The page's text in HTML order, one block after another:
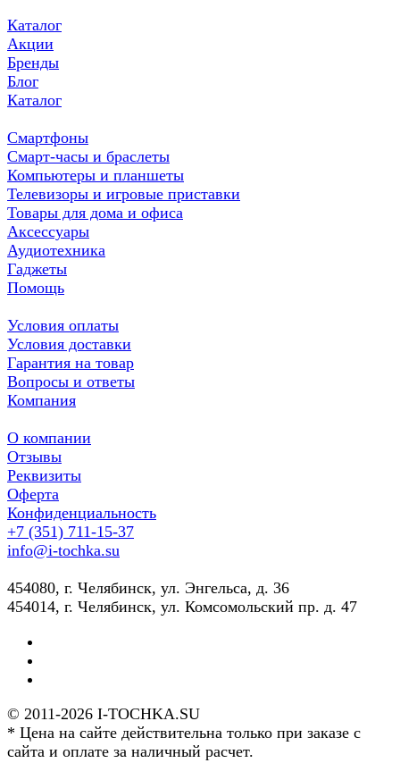
Каталог
Акции
Бренды
Блог
Каталог
Смартфоны
Смарт-часы и браслеты
Компьютеры и планшеты
Телевизоры и игровые приставки
Товары для дома и офиса
Аксессуары
Аудиотехника
Гаджеты
Помощь
Условия оплаты
Условия доставки
Гарантия на товар
Вопросы и ответы
Компания
О компании
Отзывы
Реквизиты
Оферта
Конфиденциальность
+7 (351) 711-15-37
info@i-tochka.su
​454080, г. Челябинск, ул. Энгельса, д. 36
454014, г. Челябинск, ул. Комсомольский пр. д. 47
© 2011-2026 I-TOCHKA.SU
* Цена на сайте действительна только при заказе с
сайта и оплате за наличный расчет.